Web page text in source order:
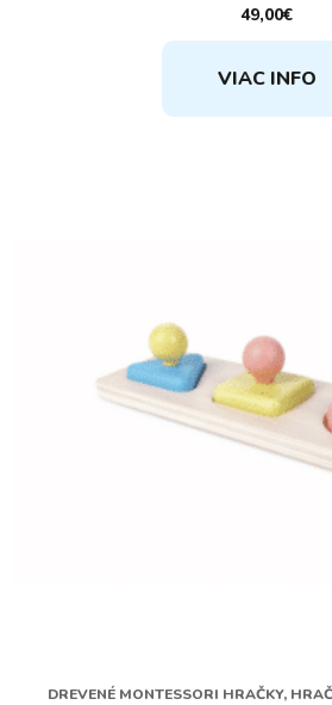
49,00€
VIAC INFO
DREVENÉ MONTESSORI HRAČKY,